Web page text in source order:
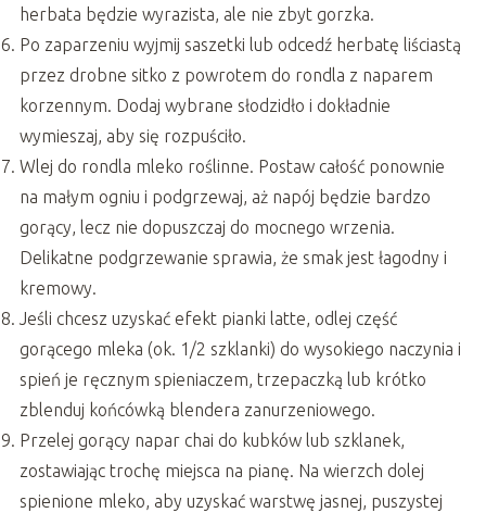
herbata będzie wyrazista, ale nie zbyt gorzka.
Po zaparzeniu wyjmij saszetki lub odcedź herbatę liściastą
przez drobne sitko z powrotem do rondla z naparem
korzennym. Dodaj wybrane słodzidło i dokładnie
wymieszaj, aby się rozpuściło.
Wlej do rondla mleko roślinne. Postaw całość ponownie
na małym ogniu i podgrzewaj, aż napój będzie bardzo
gorący, lecz nie dopuszczaj do mocnego wrzenia.
Delikatne podgrzewanie sprawia, że smak jest łagodny i
kremowy.
Jeśli chcesz uzyskać efekt pianki latte, odlej część
gorącego mleka (ok. 1/2 szklanki) do wysokiego naczynia i
spień je ręcznym spieniaczem, trzepaczką lub krótko
zblenduj końcówką blendera zanurzeniowego.
Przelej gorący napar chai do kubków lub szklanek,
zostawiając trochę miejsca na pianę. Na wierzch dolej
spienione mleko, aby uzyskać warstwę jasnej, puszystej